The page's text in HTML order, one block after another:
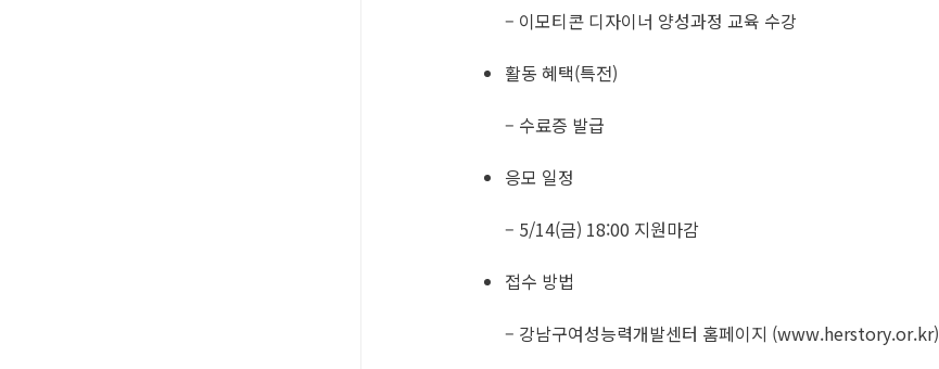
– 이모티콘 디자이너 양성과정 교육 수강
활동 혜택(특전)
– 수료증 발급
응모 일정
– 5/14(금) 18:00 지원마감
접수 방법
– 강남구여성능력개발센터 홈페이지 (www.herstory.or.kr)